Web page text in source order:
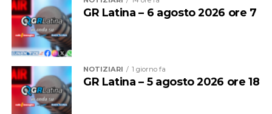
GR Latina – 6 agosto 2026 ore 7
NOTIZIARI 1 giorno fa
GR Latina – 5 agosto 2026 ore 18